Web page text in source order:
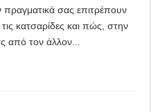
πραγματικά σας επιτρέπουν
κατσαρίδες και πώς, στην
από τον άλλον...